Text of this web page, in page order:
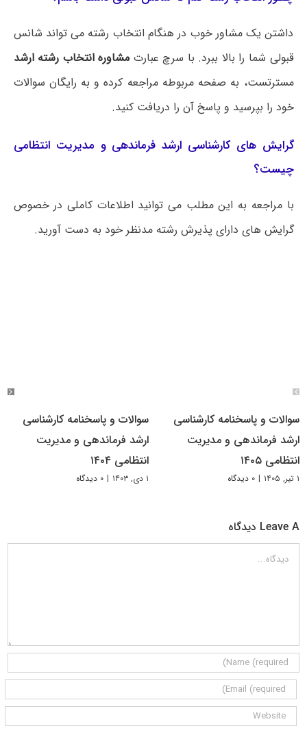
داشتن یک مشاور خوب در هنگام انتخاب رشته می تواند شانس
قبولی شما را بالا ببرد. با سرچ عبارت مشاوره انتخاب رشته ارشد
مسترتست، به صفحه مربوطه مراجعه کرده و به رایگان سوالات
خود را بپرسید و پاسخ آن را دریافت کنید.
گرایش های کارشناسی ارشد فرماندهی و مدیریت انتظامی
چیست؟
با مراجعه به این مطلب می‌ توانید اطلاعات کاملی در خصوص
گرایش های دارای پذیرش رشته مدنظر خود به دست آورید.
سوالات و پاسخنامه کارشناسی
ارشد فرماندهی و مدیریت
انتظامی ۱۴۰۵
۱ تیر, ۱۴۰۵ | ۰ دیدگاه
سوالات و پاسخنامه کارشناسی
ارشد فرماندهی و مدیریت
انتظامی ۱۴۰۴
۱ دی, ۱۴۰۳ | ۰ دیدگاه
Leave A دیدگاه
دیدگاه